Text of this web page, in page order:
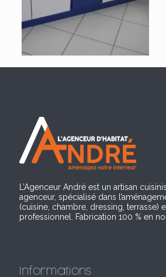
L’Agenceur André est un artisan
agenceur, spécialisé dans
(cuisine, chambre, dressing, terrasse)
professionnel. Fabrication 100 % en
Informations